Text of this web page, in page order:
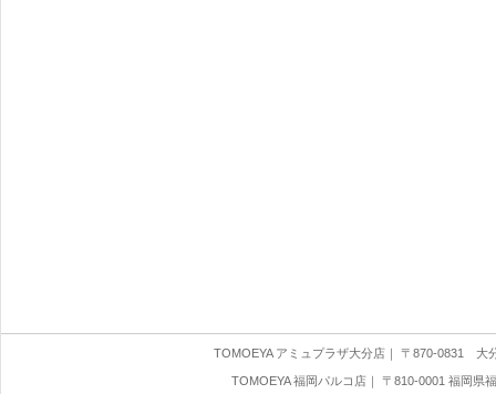
TOMOEYA アミュプラザ大分店 ｜ 〒870-0831 大
TOMOEYA 福岡パルコ店｜ 〒810-0001 福岡県